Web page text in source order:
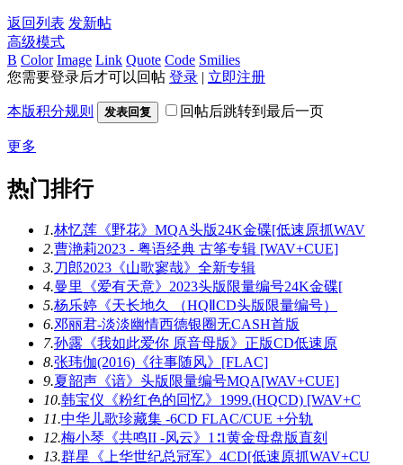
返回列表 发新帖
高级模式
B Color Image Link Quote Code Smilies
您需要登录后才可以回帖 登录 | 立即注册
本版积分规则 发表回复 回帖后跳转到最后一页
更多
热门排行
1.林忆莲《野花》MQA头版24K金碟[低速原抓WAV
2.曹滟莉2023 - 粤语经典 古筝专辑 [WAV+CUE]
3.刀郎2023《山歌寥哉》全新专辑
4.曼里《爱有天意》2023头版限量编号24K金碟[
5.杨乐婷《天长地久 （HQⅡCD头版限量编号）
6.邓丽君-淡淡幽情西德银圈无CASH首版
7.孙露《我如此爱你 原音母版》正版CD低速原
8.张玮伽(2016)《往事随风》[FLAC]
9.夏韶声《谙》头版限量编号MQA[WAV+CUE]
10.韩宝仪《粉红色的回忆》1999.(HQCD) [WAV+C
11.中华儿歌珍藏集 -6CD FLAC/CUE +分轨
12.梅小琴《共鸣II -风云》1∶1黄金母盘版直刻
13.群星《上华世纪总冠军》4CD[低速原抓WAV+CU